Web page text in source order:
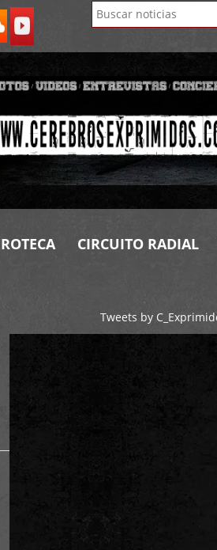
CIRCUITO RADIAL
Tweets by